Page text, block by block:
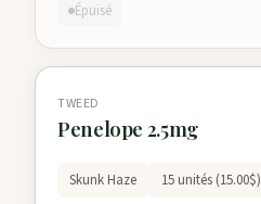
Épuisé
TWEED
Penelope 2.5mg
Skunk Haze 15 unités (15.00$)